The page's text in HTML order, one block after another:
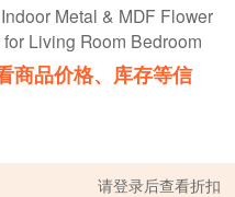
Metal & MDF Flower
Living Room Bedroom
商品价格、库存等信
请登录后查看折扣